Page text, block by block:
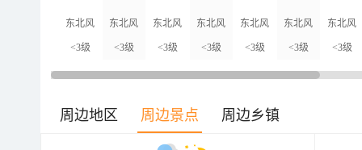
东北风
<3级
东北风
<3级
东北风
<3级
东北风
<3级
东北风
<3级
东北风
<3级
东北风
<3级
周边地区 周边景点 周边乡镇